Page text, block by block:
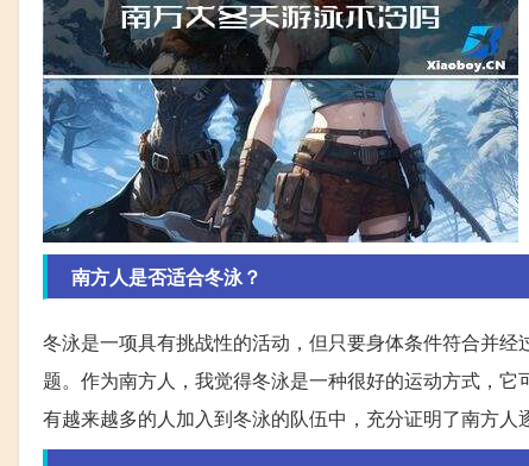
南方人是否适合冬泳？
冬泳是一项具有挑战性的活动，但只要身体条件符合并
题。作为南方人，我觉得冬泳是一种很好的运动方式，
有越来越多的人加入到冬泳的队伍中，充分证明了南方人